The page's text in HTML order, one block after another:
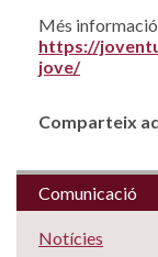
Més
https://
jove/
Comparteix
Comunicació
Notícies